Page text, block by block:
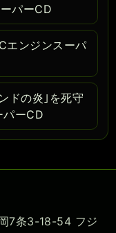
パーCD
エンジンスーパ
ドの炎｣を死守
パーCD
7条3-18-54 フジ